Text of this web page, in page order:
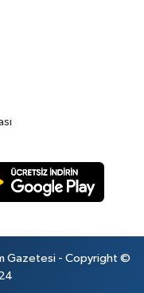
Gazetesi - Copyright ©